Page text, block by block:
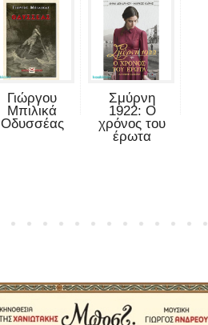
Γιώργου
Μπιλικά
Οδυσσέας
Σμύρνη
1922: Ο
χρόνος του
έρωτα